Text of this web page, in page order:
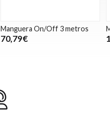
Manguera On/Off 3 metros
70,79€